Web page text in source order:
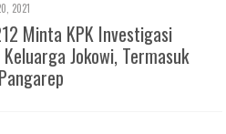
2021
Minta KPK Investigasi
Jokowi, Termasuk